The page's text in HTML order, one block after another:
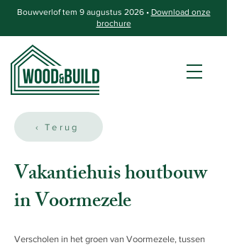
Bouwverlof tem 9 augustus 2026 • Download onze
brochure
‹ Terug
Vakantiehuis houtbouw
in Voormezele
Verscholen in het groen van Voormezele, tussen